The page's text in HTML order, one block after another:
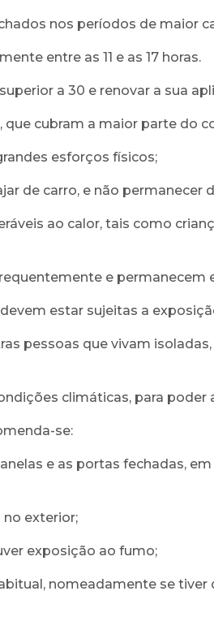
nos períodos de maior
entre as 11 e as 17 horas.
a 30 e renovar a sua
que cubram a maior parte do
esforços físicos;
de carro, e não
ao calor, tais como
e permanecem
estar sujeitas a
pessoas que vivam
climáticas, para poder
se:
e as portas fechadas,
no exterior;
exposição ao fumo;
nomeadamente se